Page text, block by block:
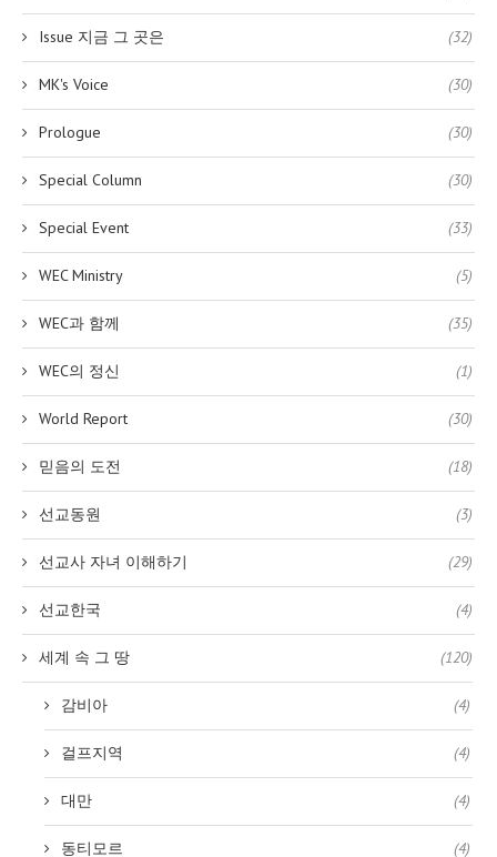
Issue 지금 그 곳은 (32)
MK's Voice (30)
Prologue (30)
Special Column (30)
Special Event (33)
WEC Ministry (5)
WEC과 함께 (35)
WEC의 정신 (1)
World Report (30)
믿음의 도전 (18)
선교동원 (3)
선교사 자녀 이해하기 (29)
선교한국 (4)
세계 속 그 땅 (120)
감비아 (4)
걸프지역 (4)
대만 (4)
동티모르 (4)